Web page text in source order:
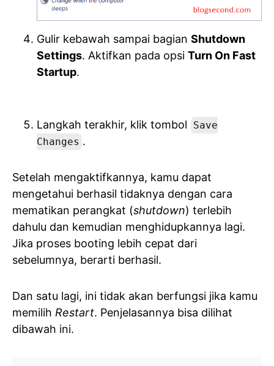
Gulir kebawah sampai bagian Shutdown
Settings. Aktifkan pada opsi Turn On Fast
Startup.
Langkah terakhir, klik tombol
Save
Changes .
Setelah mengaktifkannya, kamu dapat
mengetahui berhasil tidaknya dengan cara
mematikan perangkat (shutdown) terlebih
dahulu dan kemudian menghidupkannya lagi.
Jika proses booting lebih cepat dari
sebelumnya, berarti berhasil.
Dan satu lagi, ini tidak akan berfungsi jika kamu
memilih Restart. Penjelasannya bisa dilihat
dibawah ini.